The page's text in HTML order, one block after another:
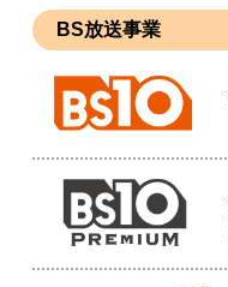
BS放送事業